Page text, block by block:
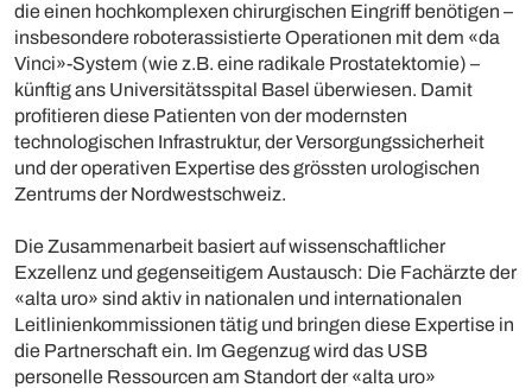
die einen hochkomplexen chirurgischen Eingriff benötigen –
insbesondere roboterassistierte Operationen mit dem «da
Vinci»-System (wie z.B. eine radikale Prostatektomie) –
künftig ans Universitätsspital Basel überwiesen. Damit
profitieren diese Patienten von der modernsten
technologischen Infrastruktur, der Versorgungssicherheit
und der operativen Expertise des grössten urologischen
Zentrums der Nordwestschweiz.
Die Zusammenarbeit basiert auf wissenschaftlicher
Exzellenz und gegenseitigem Austausch: Die Fachärzte der
«alta uro» sind aktiv in nationalen und internationalen
Leitlinienkommissionen tätig und bringen diese Expertise in
die Partnerschaft ein. Im Gegenzug wird das USB
personelle Ressourcen am Standort der «alta uro»